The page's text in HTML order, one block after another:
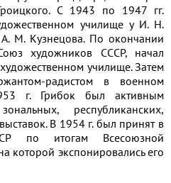
С 1943 по 1947 гг.
училище у И. Н.
М. Кузнецова. По окончании
художников СССР, начал
училище. Затем
радистом в военном
г. Грибок был активным
республиканских,
В 1954 г. был принят в
по итогам Всесоюзной
которой экспонировались его